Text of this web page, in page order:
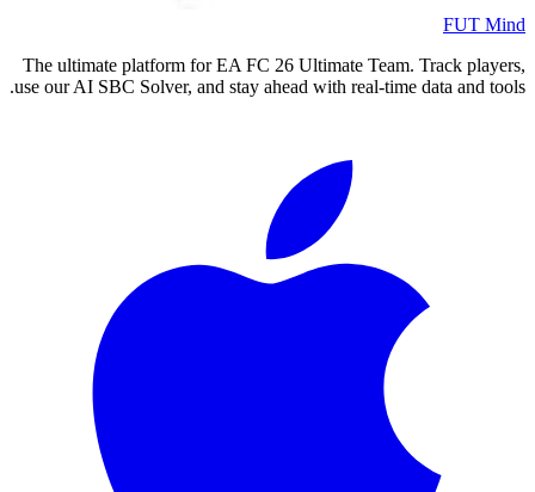
FUT Mind
The ultimate platform for EA FC 26 Ultimate Team. Track players,
use our AI SBC Solver, and stay ahead with real-time data and tools.